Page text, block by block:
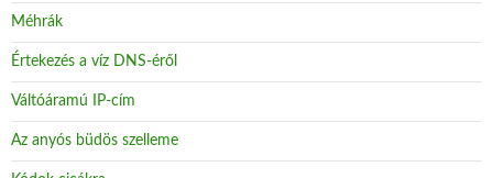
Méhrák
Értekezés a víz DNS-éről
Váltóáramú IP-cím
Az anyós büdös szelleme